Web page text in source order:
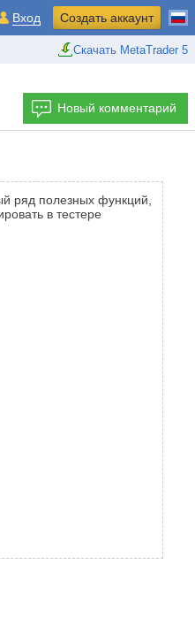
Скачать MetaTrader 5
Вход Создать аккаунт
Новый комментарий
ряд полезных функций,
в тестере